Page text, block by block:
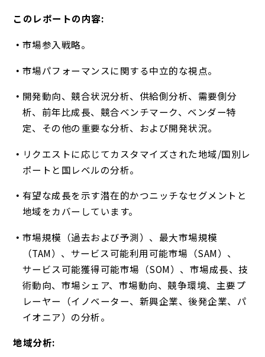
このレポートの内容:
市場参入戦略。
市場パフォーマンスに関する中立的な視点。
開発動向、競合状況分析、供給側分析、需要側分
析、前年比成長、競合ベンチマーク、ベンダー特
定、その他の重要な分析、および開発状況。
リクエストに応じてカスタマイズされた地域/国別レ
ポートと国レベルの分析。
有望な成長を示す潜在的かつニッチなセグメントと
地域をカバーしています。
市場規模（過去および予測）、最大市場規模
（TAM）、サービス可能利用可能市場（SAM）、
サービス可能獲得可能市場（SOM）、市場成長、技
術動向、市場シェア、市場動向、競争環境、主要プ
レーヤー（イノベーター、新興企業、後発企業、パ
イオニア）の分析。
地域分析: